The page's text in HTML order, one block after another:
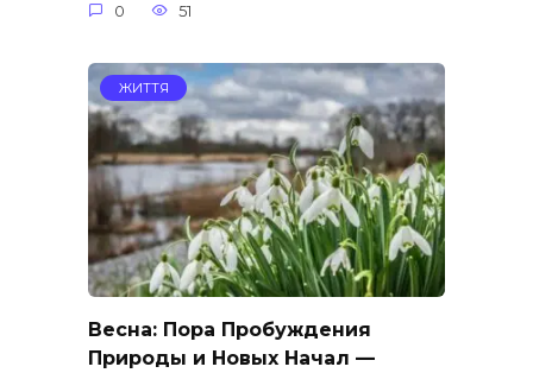
0 51
ЖИТТЯ
Весна: Пора Пробуждения
Природы и Новых Начал —